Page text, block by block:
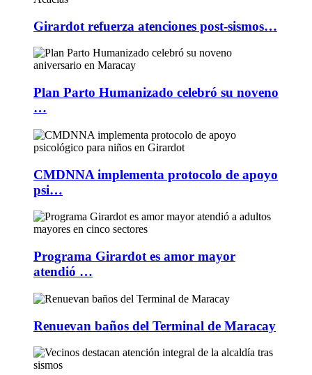
Girardot refuerza atenciones post-sismos…
Plan Parto Humanizado celebró su noveno
…
CMDNNA implementa protocolo de apoyo
psi…
Programa Girardot es amor mayor
atendió …
Renuevan baños del Terminal de Maracay